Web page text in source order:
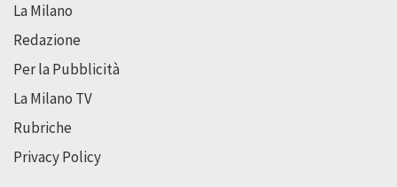
La Milano
Redazione
Per la Pubblicità
La Milano TV
Rubriche
Privacy Policy